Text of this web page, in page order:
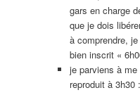
gars en charge
que je dois
à comprendre,
bien inscrit «
je parviens à
reproduit à 3h30